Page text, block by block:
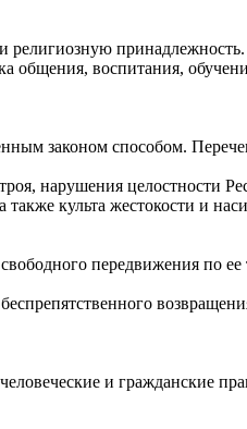
религиозную принадлежность.
воспитания,
законом способом.
нарушения целостности
культа жестокости и
передвижения по
и гражданские